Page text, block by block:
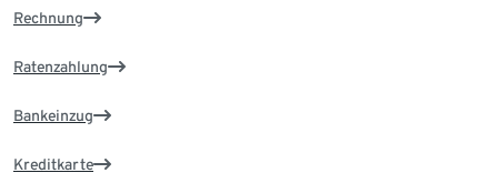
Rechnung
Ratenzahlung
Bankeinzug
Kreditkarte